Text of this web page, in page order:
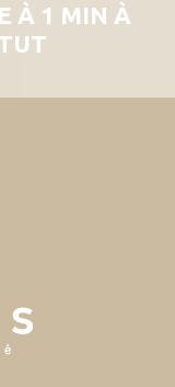
À 1 MIN À